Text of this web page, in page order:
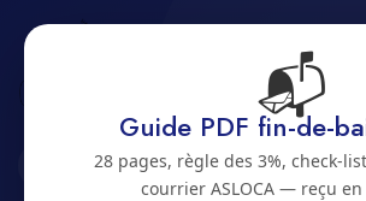
Ingenierie
Jura bernois
2500 · JURA BERNOIS
📬
Guide PDF fin-de-
28 pages, règle des 3%, check-
courrier ASLOCA — reçu